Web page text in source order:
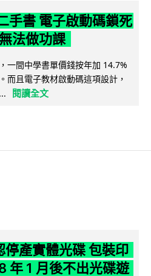
手書 電子啟動碼鎖死
法做功課
一間中學書單價錢按年加 14.7%
而且電子教材啟動碼這項設計，
閱讀全文
產實體光碟 包裝印
年 1 月後不出光碟遊